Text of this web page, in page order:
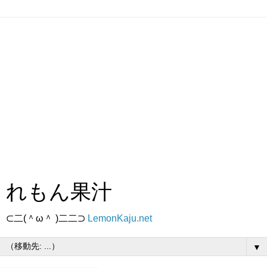
れもん果汁
⊂二(＾ω＾ )二二⊃ LemonKaju.net
▼